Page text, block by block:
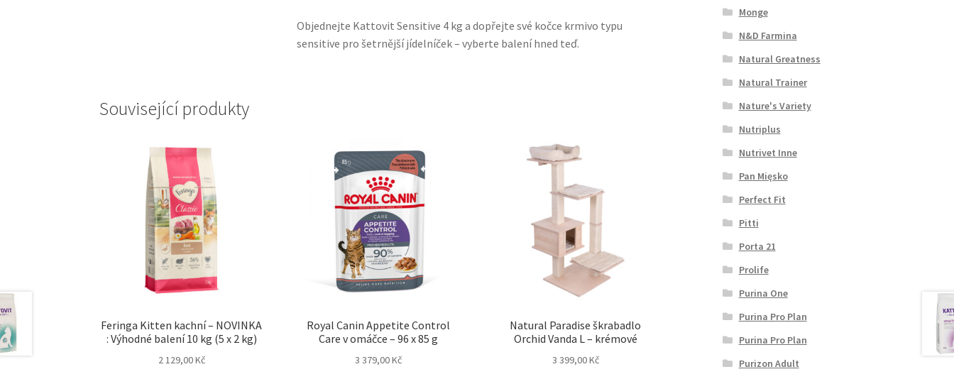
Objednejte Kattovit Sensitive 4 kg a dopřejte své kočce krmivo typu
sensitive pro šetrnější jídelníček – vyberte balení hned teď.
Související produkty
Feringa Kitten kachní – NOVINKA
: Výhodné balení 10 kg (5 x 2 kg)
2 129,00Kč
Royal Canin Appetite Control
Care v omáčce – 96 x 85 g
3 379,00Kč
Natural Paradise škrabadlo
Orchid Vanda L – krémové
3 399,00Kč
Monge
N&D Farmina
Natural Greatness
Natural Trainer
Nature's Variety
Nutriplus
Nutrivet Inne
Pan Mięsko
Perfect Fit
Pitti
Porta 21
Prolife
Purina One
Purina Pro Plan
Purina Pro Plan
Purizon Adult